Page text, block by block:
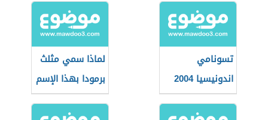
تسونامي
اندونيسيا 2004
لماذا سمي مثلث
برمودا بهذا الإسم